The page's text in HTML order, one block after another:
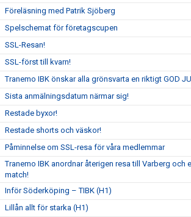
Föreläsning med Patrik Sjöberg
Spelschemat för företagscupen
SSL-Resan!
SSL-först till kvarn!
Tranemo IBK önskar alla grönsvarta en riktigt GOD
Sista anmälningsdatum närmar sig!
Restade byxor!
Restade shorts och väskor!
Påminnelse om SSL-resa för våra medlemmar
Tranemo IBK anordnar återigen resa till Varberg och
match!
Inför Söderköping – TIBK (H1)
Lillån allt för starka (H1)